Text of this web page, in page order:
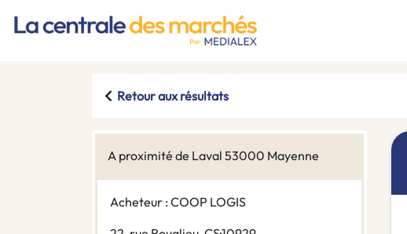
Retour aux résultats
A proximité de Laval 53000 Mayenne
Acheteur : COOP LOGIS